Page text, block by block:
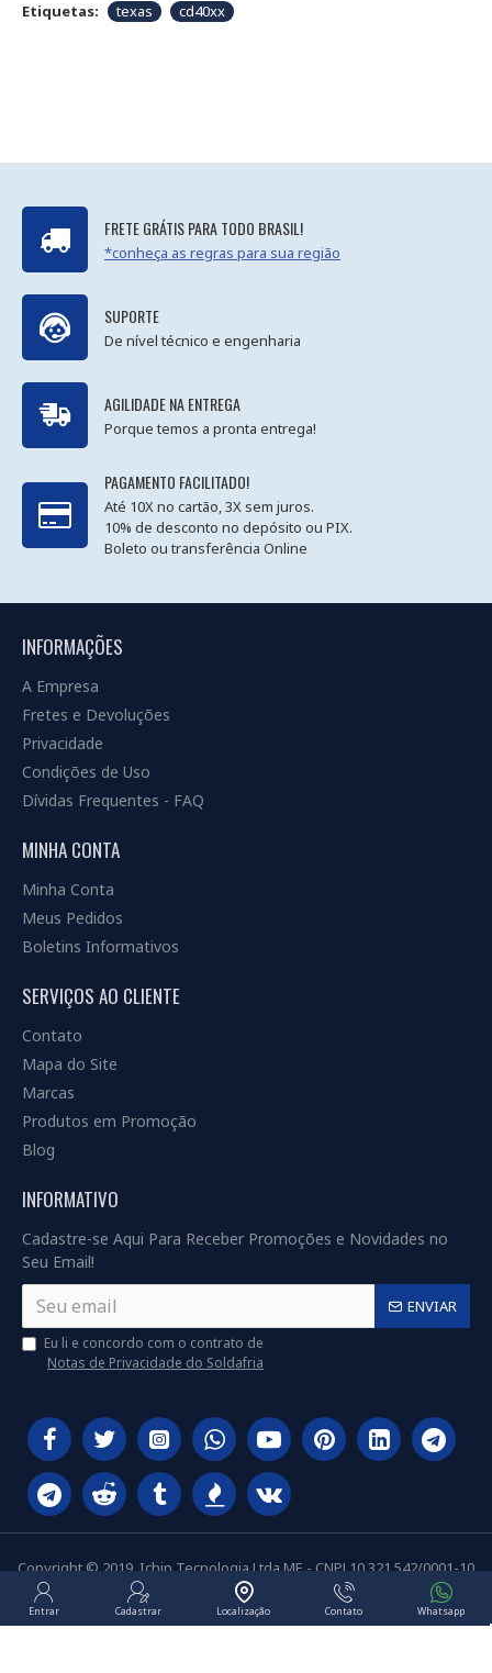
Etiquetas: texas cd40xx
FRETE GRÁTIS PARA TODO BRASIL!
*conheça as regras para sua região
SUPORTE
De nível técnico e engenharia
AGILIDADE NA ENTREGA
Porque temos a pronta entrega!
PAGAMENTO FACILITADO!
Até 10X no cartão, 3X sem juros.
10% de desconto no depósito ou PIX.
Boleto ou transferência Online
INFORMAÇÕES
A Empresa
Fretes e Devoluções
Privacidade
Condições de Uso
Dívidas Frequentes - FAQ
MINHA CONTA
Minha Conta
Meus Pedidos
Boletins Informativos
SERVIÇOS AO CLIENTE
Contato
Mapa do Site
Marcas
Produtos em Promoção
Blog
INFORMATIVO
Cadastre-se Aqui Para Receber Promoções e Novidades no
Seu Email!
ENVIAR
Eu li e concordo com o contrato de
Notas de Privacidade do Soldafria
Copyright © 2019, Ichip Tecnologia Ltda ME - CNPJ 10.321.542/0001-10
Entrar Cadastrar Localização Contato Whatsapp